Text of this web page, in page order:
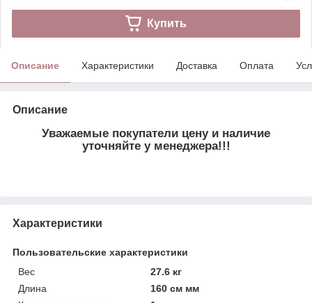
Купить
Описание Характеристики Доставка Оплата
Описание
Уважаемые покупатели цену и наличие
уточняйте у менеджера!!!
Характеристики
Пользовательские характеристики
Вес
27.6 кг
Длина
160 см мм